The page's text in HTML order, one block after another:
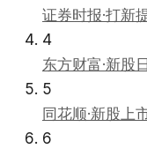
证券时报·打新
4
东方财富·新股
5
同花顺·新股上
6